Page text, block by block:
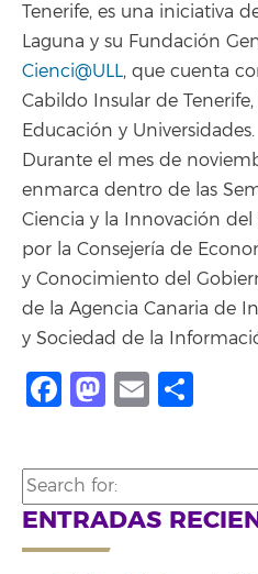
Tenerife, es una iniciativa
Laguna y su Fundación
Cienci@ULL, que cuenta
Cabildo Insular de
Educación y Universidades.
Durante el mes de
enmarca dentro de las
Ciencia y la Innovación
por la Consejería de
y Conocimiento del
de la Agencia Canaria de
y Sociedad de la
Facebook
Mastodon
Email
Search
for:
ENTRADAS